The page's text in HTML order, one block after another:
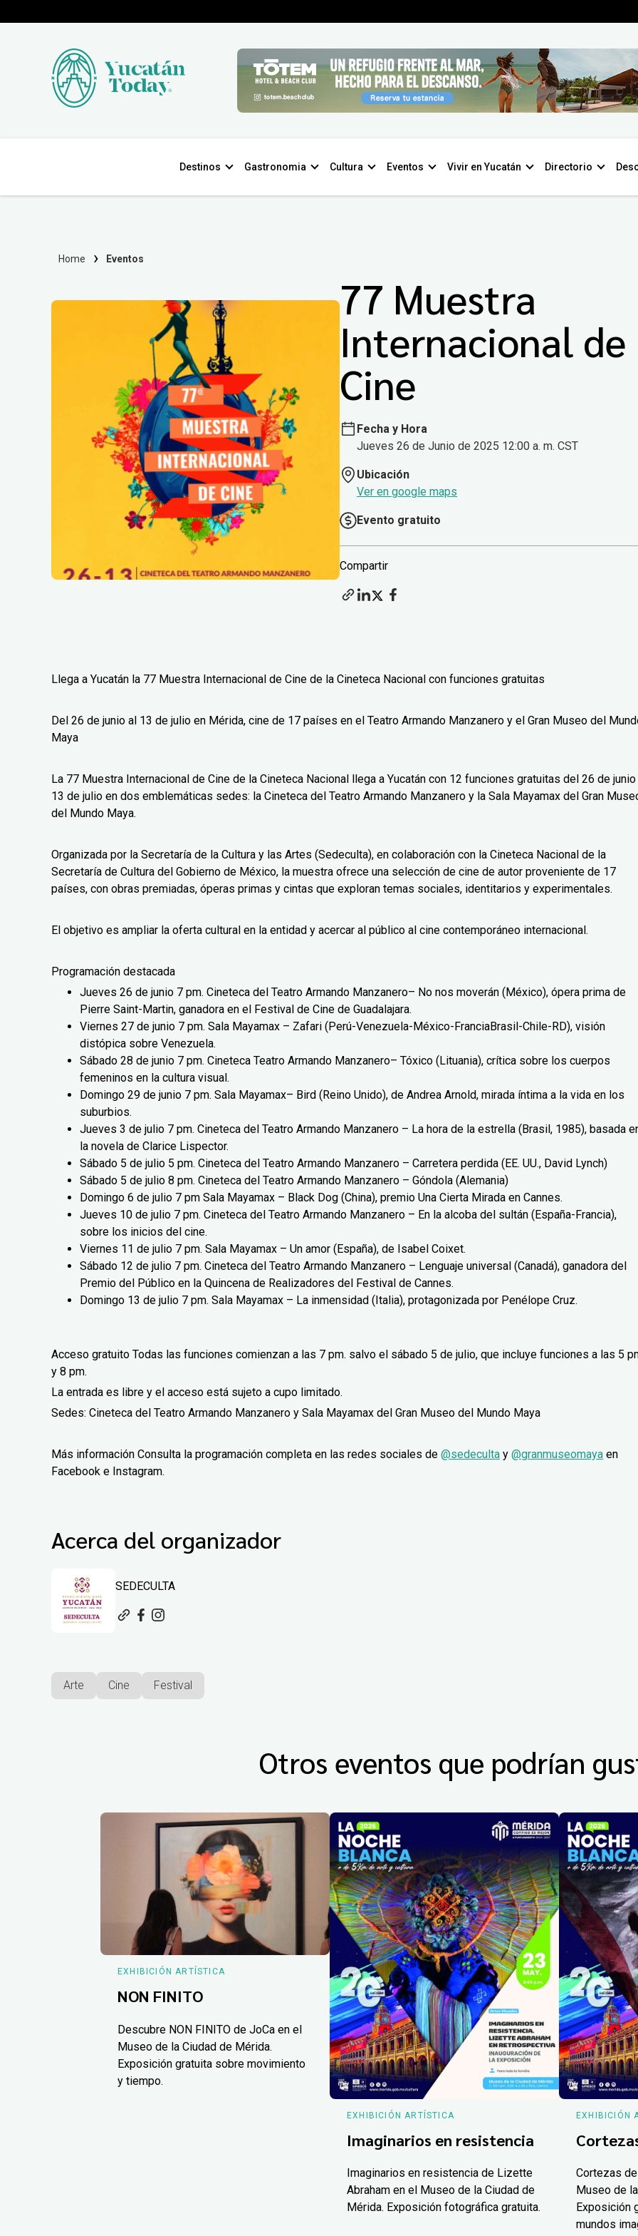
Destinos Gastronomia Cultura Eventos Vivir en Yucatán Directorio
Home Eventos
77 Muestra
Internacional de
Cine
Fecha y Hora
Jueves 26 de Junio de 2025 12:00 a. m. CST
Ubicación
Ver en google maps
Evento gratuito
Compartir
Llega a Yucatán la 77 Muestra Internacional de Cine de la Cineteca Nacional con funciones gratuitas
Del 26 de junio al 13 de julio en Mérida, cine de 17 países en el Teatro Armando Manzanero y el Gran Museo del
Maya
La 77 Muestra Internacional de Cine de la Cineteca Nacional llega a Yucatán con 12 funciones gratuitas del 26 de junio
13 de julio en dos emblemáticas sedes: la Cineteca del Teatro Armando Manzanero y la Sala Mayamax del Gran
del Mundo Maya.
Organizada por la Secretaría de la Cultura y las Artes (Sedeculta), en colaboración con la Cineteca Nacional de la
Secretaría de Cultura del Gobierno de México, la muestra ofrece una selección de cine de autor proveniente de 17
países, con obras premiadas, óperas primas y cintas que exploran temas sociales, identitarios y experimentales.
El objetivo es ampliar la oferta cultural en la entidad y acercar al público al cine contemporáneo internacional.
Programación destacada
Jueves 26 de junio 7 pm. Cineteca del Teatro Armando Manzanero– No nos moverán (México), ópera prima de
Pierre Saint-Martin, ganadora en el Festival de Cine de Guadalajara.
Viernes 27 de junio 7 pm. Sala Mayamax – Zafari (Perú-Venezuela-México-FranciaBrasil-Chile-RD), visión
distópica sobre Venezuela.
Sábado 28 de junio 7 pm. Cineteca Teatro Armando Manzanero– Tóxico (Lituania), crítica sobre los cuerpos
femeninos en la cultura visual.
Domingo 29 de junio 7 pm. Sala Mayamax– Bird (Reino Unido), de Andrea Arnold, mirada íntima a la vida en los
suburbios.
Jueves 3 de julio 7 pm. Cineteca del Teatro Armando Manzanero – La hora de la estrella (Brasil, 1985), basada
la novela de Clarice Lispector.
Sábado 5 de julio 5 pm. Cineteca del Teatro Armando Manzanero – Carretera perdida (EE. UU., David Lynch)
Sábado 5 de julio 8 pm. Cineteca del Teatro Armando Manzanero – Góndola (Alemania)
Domingo 6 de julio 7 pm Sala Mayamax – Black Dog (China), premio Una Cierta Mirada en Cannes.
Jueves 10 de julio 7 pm. Cineteca del Teatro Armando Manzanero – En la alcoba del sultán (España-Francia),
sobre los inicios del cine.
Viernes 11 de julio 7 pm. Sala Mayamax – Un amor (España), de Isabel Coixet.
Sábado 12 de julio 7 pm. Cineteca del Teatro Armando Manzanero – Lenguaje universal (Canadá), ganadora del
Premio del Público en la Quincena de Realizadores del Festival de Cannes.
Domingo 13 de julio 7 pm. Sala Mayamax – La inmensidad (Italia), protagonizada por Penélope Cruz.
Acceso gratuito Todas las funciones comienzan a las 7 pm. salvo el sábado 5 de julio, que incluye funciones a las 5
y 8 pm.
La entrada es libre y el acceso está sujeto a cupo limitado.
Sedes: Cineteca del Teatro Armando Manzanero y Sala Mayamax del Gran Museo del Mundo Maya
Más información Consulta la programación completa en las redes sociales de @sedeculta y @granmuseomaya en
Facebook e Instagram.
Acerca del organizador
SEDECULTA
Arte Cine Festival
Otros eventos que podrían
EXHIBICIÓN ARTÍSTICA
NON FINITO
Descubre NON FINITO de JoCa en el
Museo de la Ciudad de Mérida.
Exposición gratuita sobre movimiento
y tiempo.
EXHIBICIÓN ARTÍSTICA
Imaginarios en resistencia
Imaginarios en resistencia de Lizette
Abraham en el Museo de la Ciudad de
Mérida. Exposición fotográfica gratuita.
EXHIBICIÓN
Cortezas
Museo de
Exposición
mundos